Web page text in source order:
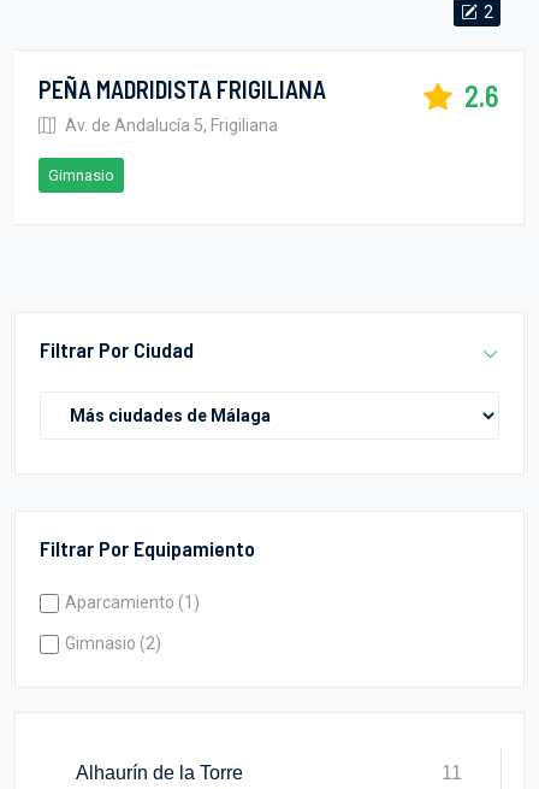
Filtrar Por Ciudad
Filtrar Por Equipamiento
Aparcamiento (1)
Gimnasio (2)
2
PEÑA MADRIDISTA FRIGILIANA
Av. de Andalucía 5, Frigiliana
2.6
Gimnasio
Alhaurín de la Torre 11